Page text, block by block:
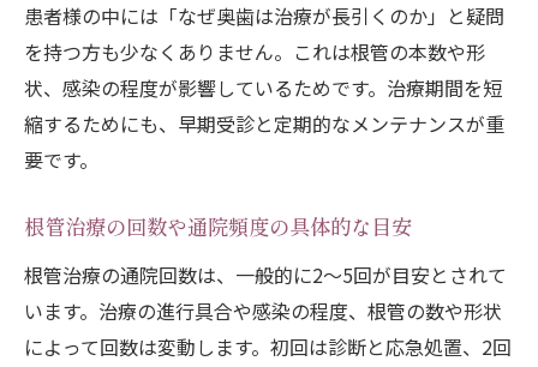
患者様の中には「なぜ奥歯は治療が長引くのか」と疑問
を持つ方も少なくありません。これは根管の本数や形
状、感染の程度が影響しているためです。治療期間を短
縮するためにも、早期受診と定期的なメンテナンスが重
要です。
根管治療の回数や通院頻度の具体的な目安
根管治療の通院回数は、一般的に2～5回が目安とされて
います。治療の進行具合や感染の程度、根管の数や形状
によって回数は変動します。初回は診断と応急処置、2回